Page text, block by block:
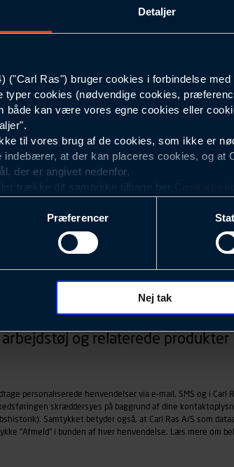
Detaljer
("Carl Ras") bruger cookies i forbindelse
typer cookies (nødvendige cookies,
både kan være vores egne cookies eller
til vores brug af de cookies, som ikke er
indebærer, at der kan placeres cookies, og at
der er angivet nedenfor.
trække dit samtykke tilbage her
med det formål at optimere design,
analyser af, hvilke oplysninger der er mest
hvad der klikkes på, sider/indhold der
(computer, smartphone mv.) samt de features,
sig på. Til dette formål behandles der
vise annoncer, der er relevante
af vores platforme (hjemmeside og app),
browsertype, søgeord, IP-adresse,
Præferencer
Nej tak
Hvid-lakeret
4
Nyhedsbrev
konkurrencer, information om
arbejdstøj og relaterede produkter
personaliserede henvendelser via e-mail, SMS og i Carl
skræddersyes på baggrund af dine
Samtykket betyder også, at Carl Ras A/S som
"Afmeld" i bunden af hver henvendelse. Læs mere om